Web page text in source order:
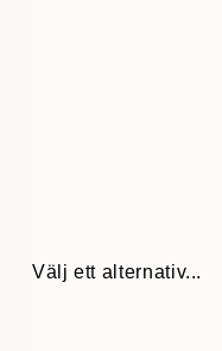
Välj ett alternativ...